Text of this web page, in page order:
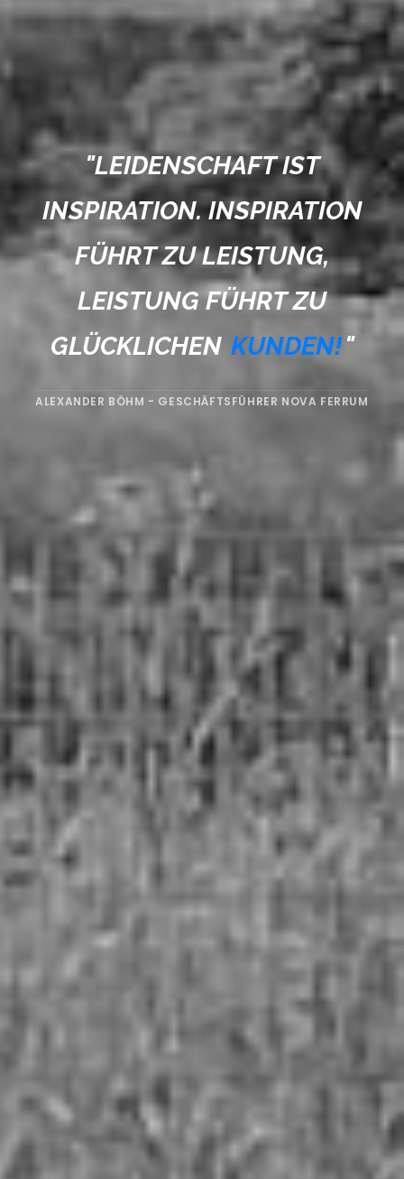
"LEIDENSCHAFT IST
INSPIRATION. INSPIRATION
FÜHRT ZU LEISTUNG,
LEISTUNG FÜHRT ZU
GLÜCKLICHEN KUNDEN!"
ALEXANDER BÖHM - GESCHÄFTSFÜHRER NOVA FERRUM